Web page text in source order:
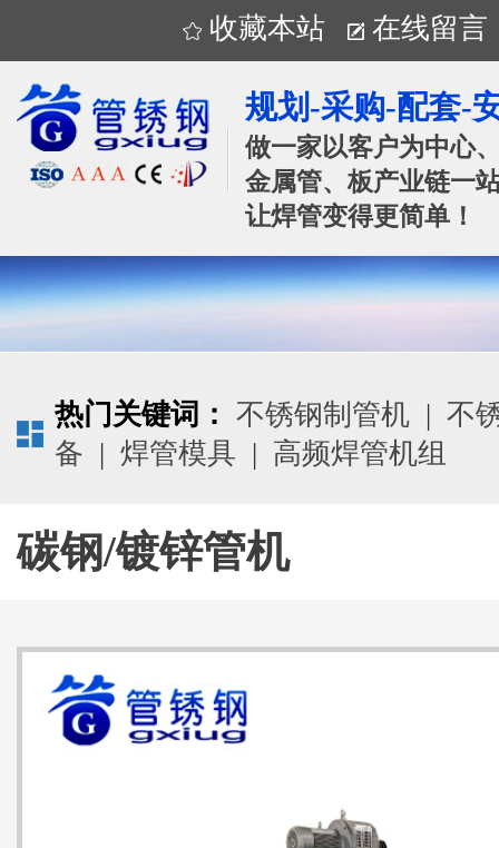
收藏本站 在线留言
规划-采购-配套-
做一家以客户为中心
金属管、板产业链一
让焊管变得更简单！
热门关键词： 不锈钢制管机 | 不
备 | 焊管模具 | 高频焊管机组
碳钢/镀锌管机